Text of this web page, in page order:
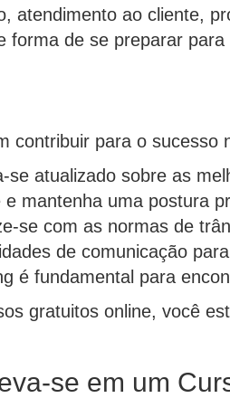
atendimento ao cliente,
forma de se preparar
contribuir para o sucesso
atualizado sobre as
mantenha uma postura
se com as normas de
de comunicação
é fundamental para
gratuitos online, você
se em um